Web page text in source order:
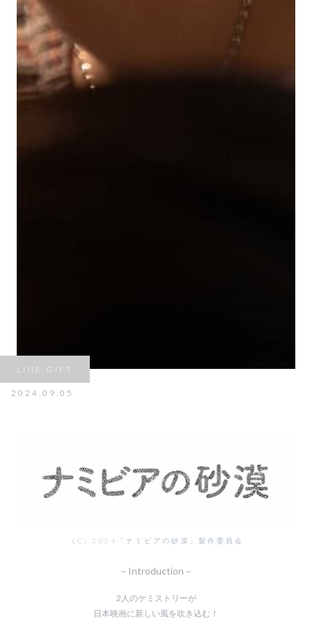
LINE GIFT
2024.09.05
（C) 2024「ナミビアの砂漠」製作委員会
－Introduction－
2人のケミストリーが
日本映画に新しい風を吹き込む！